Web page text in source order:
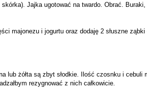
Jajka ugotować na twardo. Obrać.
majonezu i jogurtu oraz dodaję 2 słuszne ząbki
lub żółta są zbyt słodkie. Ilość czosnku i cebuli
rezygnować z nich całkowicie.